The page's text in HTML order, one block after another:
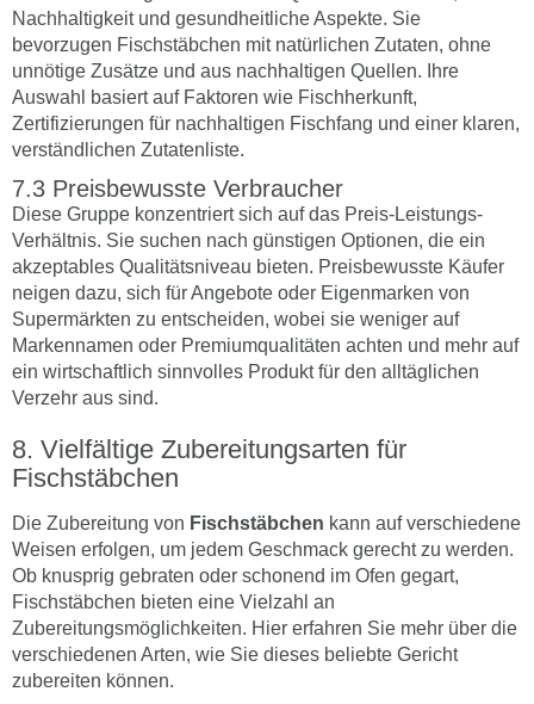
Nachhaltigkeit und gesundheitliche Aspekte. Sie
bevorzugen Fischstäbchen mit natürlichen Zutaten, ohne
unnötige Zusätze und aus nachhaltigen Quellen. Ihre
Auswahl basiert auf Faktoren wie Fischherkunft,
Zertifizierungen für nachhaltigen Fischfang und einer klaren,
verständlichen Zutatenliste.
Preisbewusste Verbraucher
Diese Gruppe konzentriert sich auf das Preis-Leistungs-
Verhältnis. Sie suchen nach günstigen Optionen, die ein
akzeptables Qualitätsniveau bieten. Preisbewusste Käufer
neigen dazu, sich für Angebote oder Eigenmarken von
Supermärkten zu entscheiden, wobei sie weniger auf
Markennamen oder Premiumqualitäten achten und mehr auf
ein wirtschaftlich sinnvolles Produkt für den alltäglichen
Verzehr aus sind.
Vielfältige Zubereitungsarten für
Fischstäbchen
Die Zubereitung von Fischstäbchen kann auf verschiedene
Weisen erfolgen, um jedem Geschmack gerecht zu werden.
Ob knusprig gebraten oder schonend im Ofen gegart,
Fischstäbchen bieten eine Vielzahl an
Zubereitungsmöglichkeiten. Hier erfahren Sie mehr über die
verschiedenen Arten, wie Sie dieses beliebte Gericht
zubereiten können.